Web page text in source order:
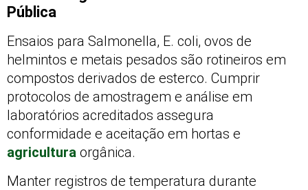
Pública
Ensaios para Salmonella, E. coli, ovos de
helmintos e metais pesados são rotineiros em
compostos derivados de esterco. Cumprir
protocolos de amostragem e análise em
laboratórios acreditados assegura
conformidade e aceitação em hortas e
agricultura orgânica.
Manter registros de temperatura durante